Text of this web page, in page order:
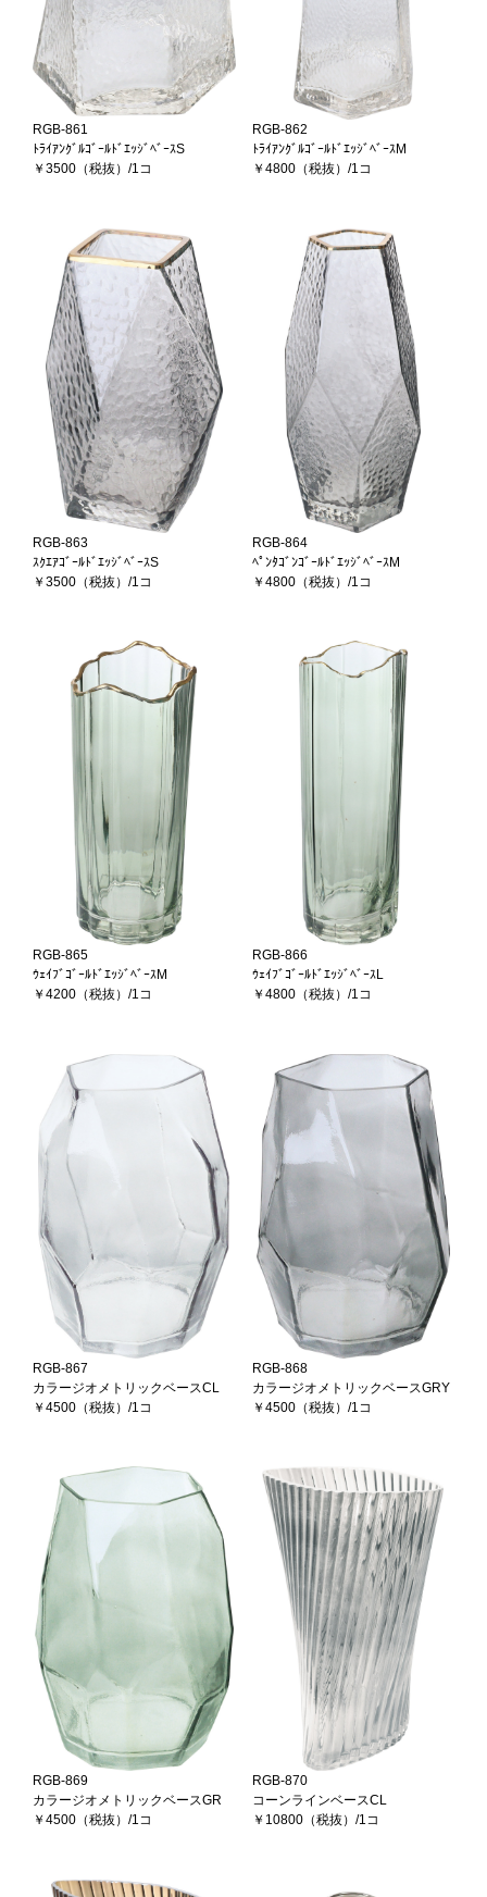
RGB-861
ﾄﾗｲｱﾝｸﾞﾙｺﾞｰﾙﾄﾞｴｯｼﾞﾍﾞｰｽS
￥3500（税抜）/1コ
RGB-862
ﾄﾗｲｱﾝｸﾞﾙｺﾞｰﾙﾄﾞｴｯｼﾞﾍﾞｰｽM
￥4800（税抜）/1コ
RGB-863
ｽｸｴｱｺﾞｰﾙﾄﾞｴｯｼﾞﾍﾞｰｽS
￥3500（税抜）/1コ
RGB-864
ﾍﾟﾝﾀｺﾞﾝｺﾞｰﾙﾄﾞｴｯｼﾞﾍﾞｰｽM
￥4800（税抜）/1コ
RGB-865
ｳｪｲﾌﾞｺﾞｰﾙﾄﾞｴｯｼﾞﾍﾞｰｽM
￥4200（税抜）/1コ
RGB-866
ｳｪｲﾌﾞｺﾞｰﾙﾄﾞｴｯｼﾞﾍﾞｰｽL
￥4800（税抜）/1コ
RGB-867
カラージオメトリックベースCL
￥4500（税抜）/1コ
RGB-868
カラージオメトリックベースGRY
￥4500（税抜）/1コ
RGB-869
カラージオメトリックベースGR
￥4500（税抜）/1コ
RGB-870
コーンラインベースCL
￥10800（税抜）/1コ